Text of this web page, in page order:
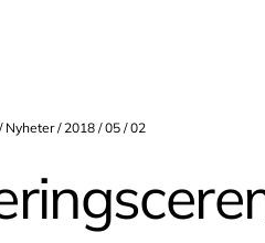
Nyheter/ 2018 / 05 / 02